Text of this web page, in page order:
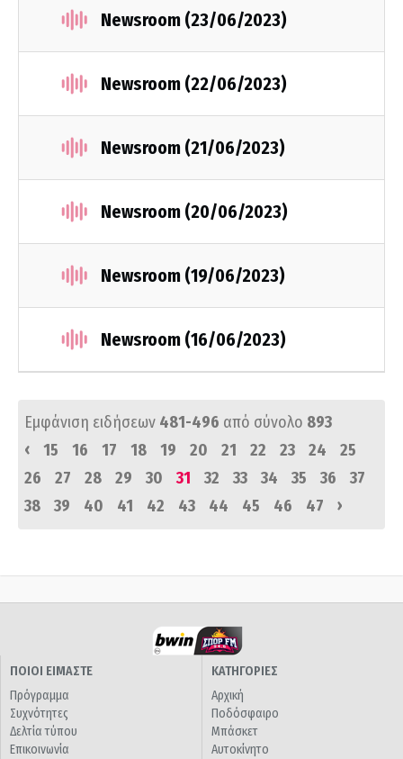
Newsroom (23/06/2023)
Newsroom (22/06/2023)
Newsroom (21/06/2023)
Newsroom (20/06/2023)
Newsroom (19/06/2023)
Newsroom (16/06/2023)
Εμφάνιση ειδήσεων 481-496 από σύνολο 893
‹
15 16 17 18 19 20 21 22 23 24
25
26
27 28 29 30 31 32 33 34 35 36
37
38
39 40 41 42 43 44 45 46 47 ›
ΠΟΙΟΙ ΕΙΜΑΣΤΕ
Πρόγραμμα
Συχνότητες
Δελτία τύπου
Επικοινωνία
ΚΑΤΗΓΟΡΙΕΣ
Αρχική
Ποδόσφαιρο
Μπάσκετ
Αυτοκίνητο